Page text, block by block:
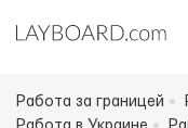
Работа за границей